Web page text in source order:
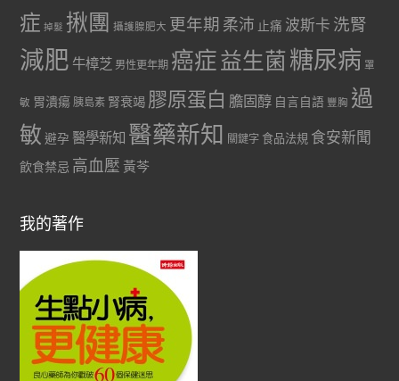
症 掉髮 揪團 攝護腺肥大 更年期 柔沛 止痛 波斯卡 洗腎
減肥 牛樟芝 男性更年期 癌症益生菌 糖尿病 罩
敏 胃潰瘍 胰島素 腎衰竭 膠原蛋白 膽固醇 自言自語 豐胸 過
敏 避孕 醫學新知 醫藥新知 關鍵字 食品法規 食安新聞
飲食禁忌 高血壓 黃芩
我的著作